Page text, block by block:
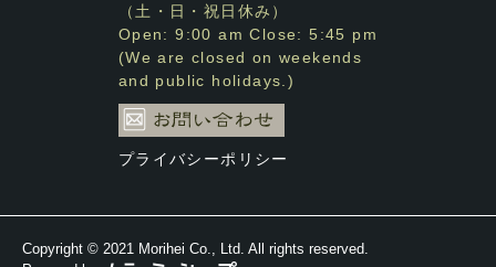
（土・日・祝日休み）
Open: 9:00 am Close: 5:45 pm
(We are closed on weekends
and public holidays.)
プライバシーポリシー
Copyright © 2021 Morihei Co., Ltd. All rights reserved.